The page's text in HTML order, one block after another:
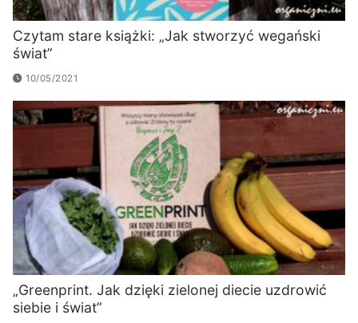
Czytam stare książki: „Jak stworzyć wegański
świat”
10/05/2021
„Greenprint. Jak dzięki zielonej diecie uzdrowić
siebie i świat”